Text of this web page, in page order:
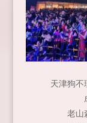
天津狗不
老山